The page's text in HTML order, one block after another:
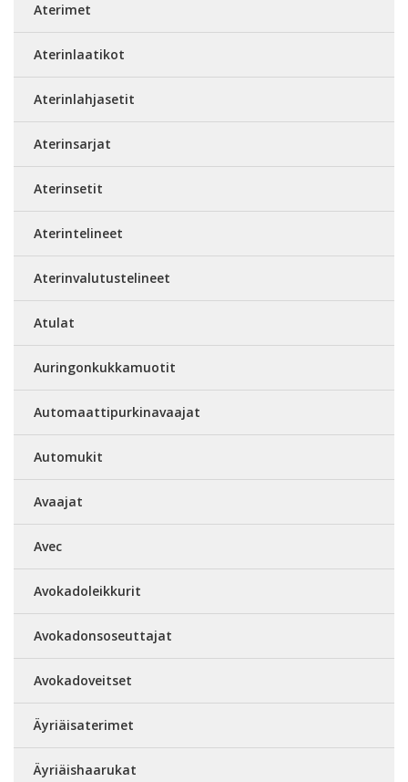
Aterimet
Aterinlaatikot
Aterinlahjasetit
Aterinsarjat
Aterinsetit
Aterintelineet
Aterinvalutustelineet
Atulat
Auringonkukkamuotit
Automaattipurkinavaajat
Automukit
Avaajat
Avec
Avokadoleikkurit
Avokadonsoseuttajat
Avokadoveitset
Äyriäisaterimet
Äyriäishaarukat